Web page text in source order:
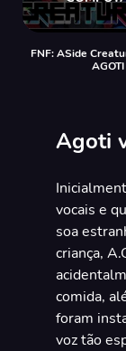
FNF: ASide
AGOTI
Agoti
vocais e
soa
criança,
comida,
foram
voz tão